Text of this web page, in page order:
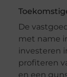
De
met name
investeren
profiteren
en een